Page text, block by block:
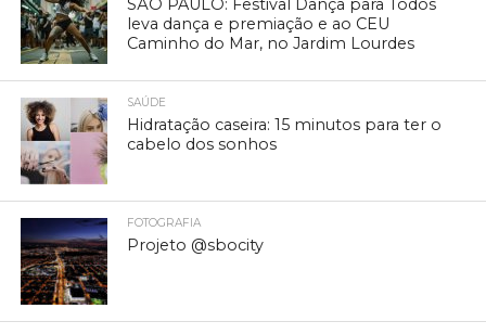
SÃO PAULO: Festival Dança para Todos
leva dança e premiação e ao CEU
Caminho do Mar, no Jardim Lourdes
SAÚDE
Hidratação caseira: 15 minutos para ter o
cabelo dos sonhos
FOTOGRAFIA
Projeto @sbocity